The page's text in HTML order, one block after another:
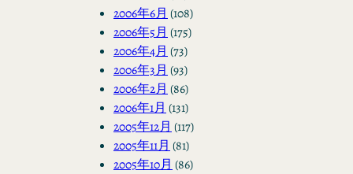
2006年6月 (108)
2006年5月 (175)
2006年4月 (73)
2006年3月 (93)
2006年2月 (86)
2006年1月 (131)
2005年12月 (117)
2005年11月 (81)
2005年10月 (86)